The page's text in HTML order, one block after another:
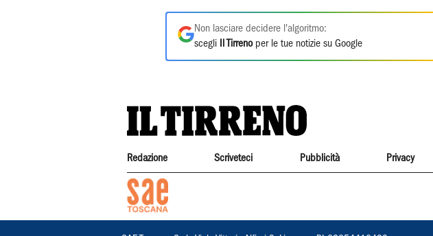
Non lasciare decidere l'algoritmo:
scegli
Il Tirrenoper le tue notizie su Google
Redazione Scriveteci Pubblicità Privacy